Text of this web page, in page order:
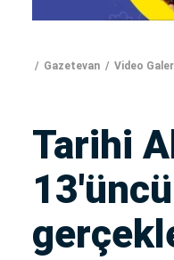
Gazetevan Video
Tarihi